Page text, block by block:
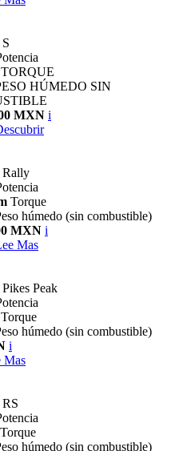
TORQUE
HÚMEDO SIN
MXN i
Rally
Torque
húmedo (sin combustible)
MXN i
Mas
Peak
Torque
húmedo (sin combustible)
i
Mas
Torque
húmedo (sin combustible)